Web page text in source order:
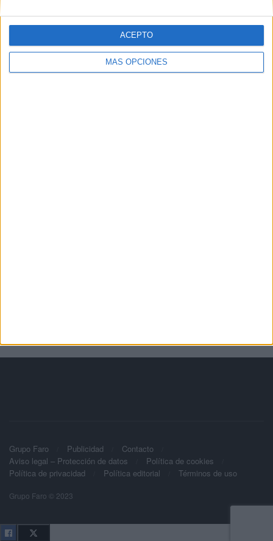
MÁS OPCIONES
ACEPTO
Grupo Faro Publicidad
Contacto
Aviso legal – Protección de datos
Política de cookies
Política de privacidad
Política editorial Términos de uso
Grupo Faro © 2023